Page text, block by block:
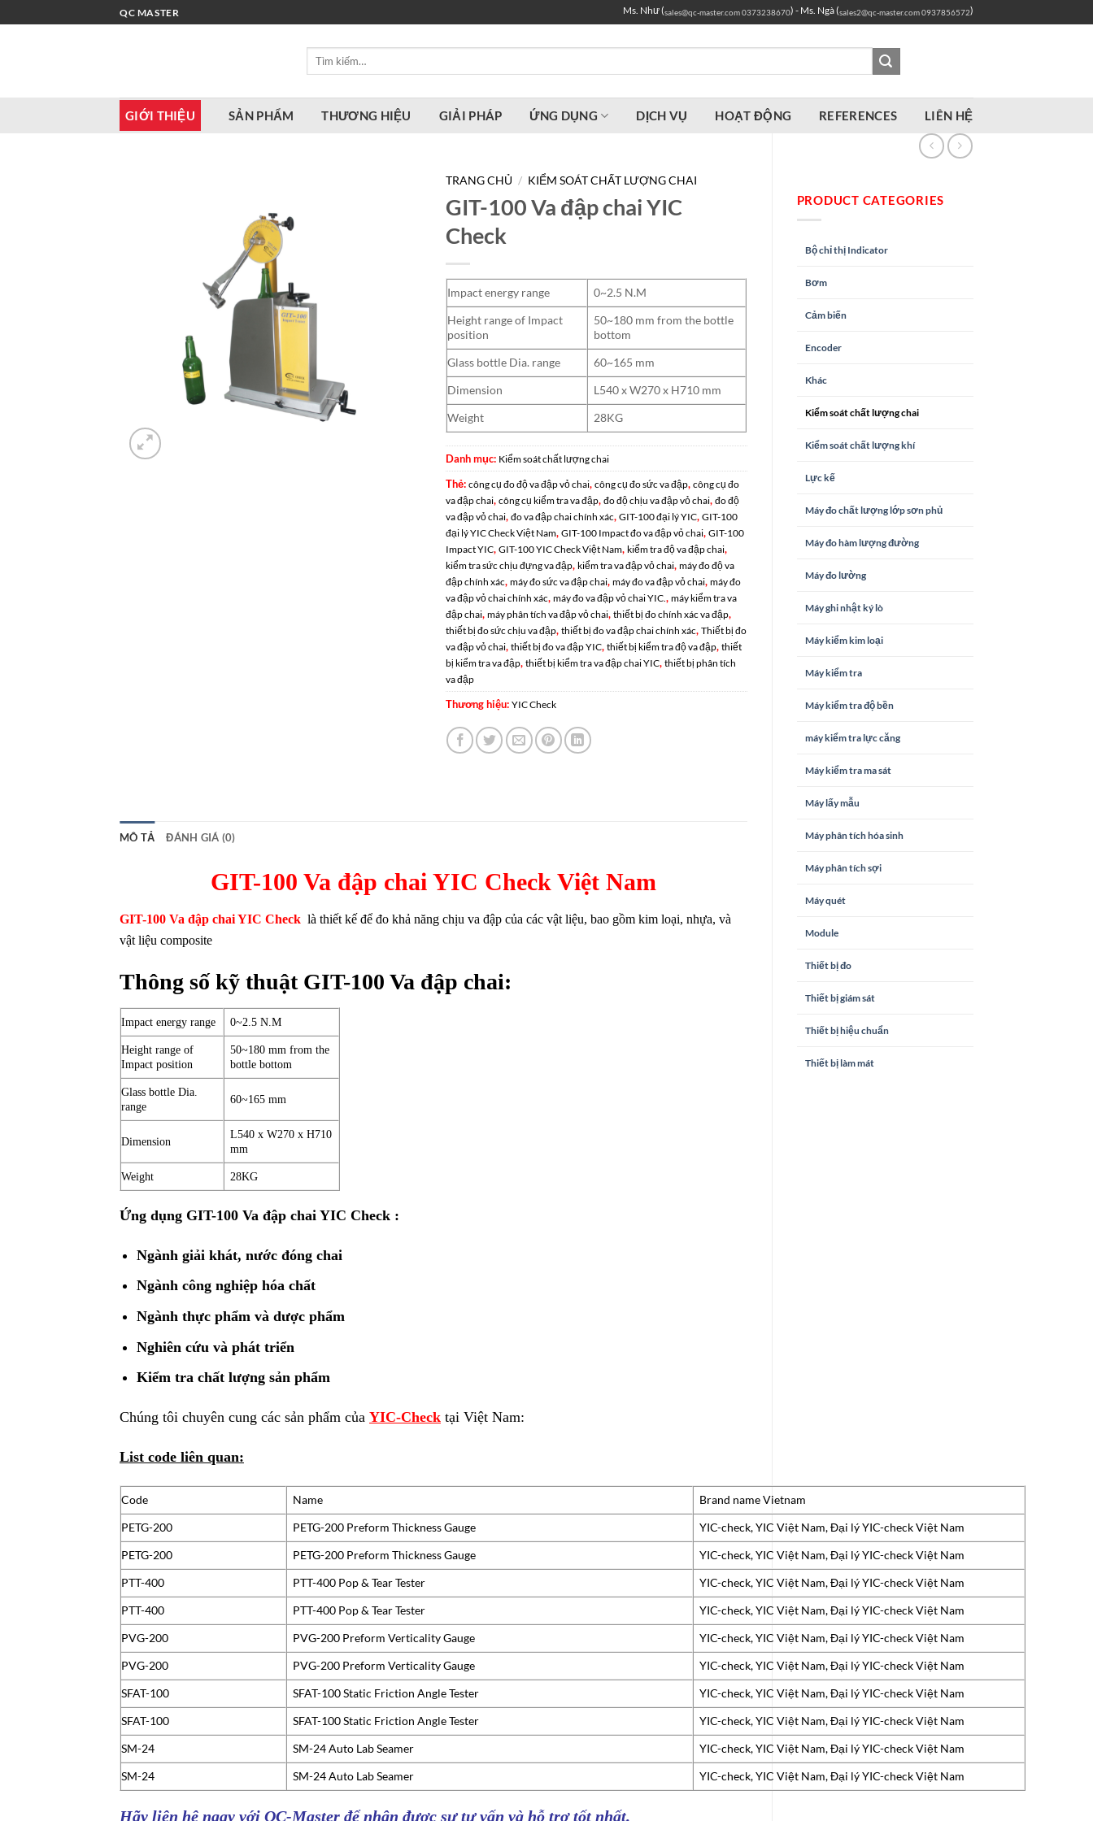
qua
QC MASTER Ms. Như (sales@qc-master.com0373238670) - Ms. Ngà (sales2@qc-master.com0937856572)
Tìm
GIỚI THIỆU SẢN PHẨM THƯƠNG HIỆU GIẢI PHÁP ỨNG DỤNG DỊCH VỤ HOẠT ĐỘNG REFERENCES LIÊN HỆ
PRODUCT CATEGORIES
Bộ chỉ thị Indicator
Bơm
Cảm biến
Encoder
Khác
Kiểm soát chất lượng chai
Kiểm soát chất lượng khí
Lực kế
Máy đo chất lượng lớp sơn phủ
Máy đo hàm lượng đường
Máy đo lường
Máy ghi nhật ký lò
Máy kiểm kim loại
Máy kiểm tra
Máy kiểm tra độ bền
máy kiểm tra lực căng
Máy kiểm tra ma sát
Máy lấy mẫu
Máy phân tích hóa sinh
Máy phân tích sợi
Máy quét
Module
Thiết bị đo
Thiết bị giám sát
Thiết bị hiệu chuẩn
Thiết bị làm mát
TRANG CHỦ / KIỂM SOÁT CHẤT LƯỢNG CHAI
GIT-100 Va đập chai YIC
Check
Impact energy range
0~2.5 N.M
Height range of Impact
position
50~180 mm from the bottle
bottom
Glass bottle Dia. range
60~165 mm
Dimension
L540 x W270 x H710 mm
Weight
28KG
Danh mục: Kiểm soát chất lượng chai
Thẻ: công cụ đo độ va đập vỏ chai, công cụ đo sức va đập, công cụ đo
va đập chai, công cụ kiểm tra va đập, đo độ chịu va đập vỏ chai, đo độ
va đập vỏ chai, đo va đập chai chính xác, GIT-100 đại lý YIC, GIT-100
đại lý YIC Check Việt Nam, GIT-100 Impact đo va đập vỏ chai, GIT-100
Impact YIC, GIT-100 YIC Check Việt Nam, kiểm tra độ va đập chai,
kiểm tra sức chịu đựng va đập, kiểm tra va đập vỏ chai, máy đo độ va
đập chính xác, máy đo sức va đập chai, máy đo va đập vỏ chai, máy đo
va đập vỏ chai chính xác, máy đo va đập vỏ chai YIC. , máy kiểm tra va
đập chai, máy phân tích va đập vỏ chai, thiết bị đo chính xác va đập,
thiết bị đo sức chịu va đập, thiết bị đo va đập chai chính xác, Thiết bị đo
va đập vỏ chai, thiết bị đo va đập YIC, thiết bị kiểm tra độ va đập, thiết
bị kiểm tra va đập, thiết bị kiểm tra va đập chai YIC, thiết bị phân tích
va đập
Thương hiệu: YIC Check
MÔ TẢ ĐÁNH GIÁ (0)
GIT-100 Va đập chai YIC Check Việt Nam
GIT-100 Va đập chai YIC Check là thiết kế để đo khả năng chịu va đập của các vật liệu, bao gồm kim loại, nhựa, và
vật liệu composite
Thông số kỹ thuật GIT-100 Va đập chai:
Impact energy range 0~2.5 N.M
Height range of
Impact position
50~180 mm from the
bottle bottom
Glass bottle Dia.
range
60~165 mm
Dimension
L540 x W270 x H710
mm
Weight 28KG
Ứng dụng GIT-100 Va đập chai YIC Check :
Ngành giải khát, nước đóng chai
Ngành công nghiệp hóa chất
Ngành thực phẩm và dược phẩm
Nghiên cứu và phát triển
Kiểm tra chất lượng sản phẩm
Chúng tôi chuyên cung các sản phẩm của YIC-Check tại Việt Nam:
List code liên quan:
Code Name
Brand name Vietnam
PETG-200
PETG-200 Preform Thickness Gauge
YIC-check, YIC Việt Nam, Đại lý YIC-check Việt Nam
PETG-200
PETG-200 Preform Thickness Gauge
YIC-check, YIC Việt Nam, Đại lý YIC-check Việt Nam
PTT-400
PTT-400 Pop & Tear Tester
YIC-check, YIC Việt Nam, Đại lý YIC-check Việt Nam
PTT-400
PTT-400 Pop & Tear Tester
YIC-check, YIC Việt Nam, Đại lý YIC-check Việt Nam
PVG-200
PVG-200 Preform Verticality Gauge
YIC-check, YIC Việt Nam, Đại lý YIC-check Việt Nam
PVG-200
PVG-200 Preform Verticality Gauge
YIC-check, YIC Việt Nam, Đại lý YIC-check Việt Nam
SFAT-100
SFAT-100 Static Friction Angle Tester
YIC-check, YIC Việt Nam, Đại lý YIC-check Việt Nam
SFAT-100
SFAT-100 Static Friction Angle Tester
YIC-check, YIC Việt Nam, Đại lý YIC-check Việt Nam
SM-24
SM-24 Auto Lab Seamer
YIC-check, YIC Việt Nam, Đại lý YIC-check Việt Nam
SM-24
SM-24 Auto Lab Seamer YIC-check, YIC Việt Nam, Đại lý YIC-check Việt Nam
Hãy liên hệ ngay với QC-Master để nhận được sự tư vấn và hỗ trợ tốt nhất.